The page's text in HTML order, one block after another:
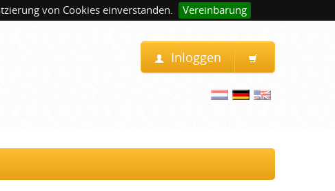
von Cookies einverstanden. Vereinbarung
Inloggen